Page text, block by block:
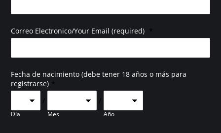
Correo Electronico/Your Email (required) *
Fecha de nacimiento (debe tener 18 años o más para
registrarse) *
Día
/
Mes
/
Año